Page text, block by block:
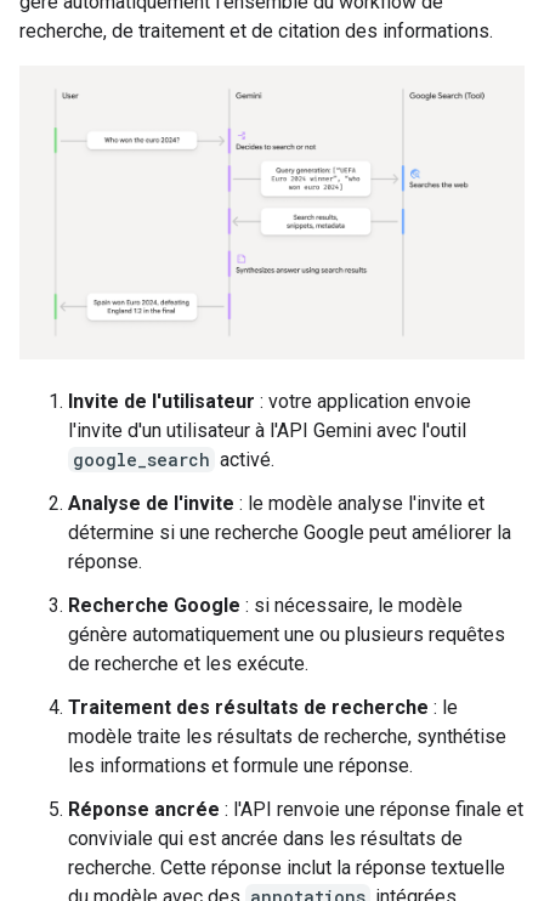
recherche, de traitement et de citation des informations.
Invite de l'utilisateur : votre application envoie
l'invite d'un utilisateur à l'API Gemini avec l'outil
google_search activé.
Analyse de l'invite : le modèle analyse l'invite et
détermine si une recherche Google peut améliorer la
réponse.
Recherche Google : si nécessaire, le modèle
génère automatiquement une ou plusieurs requêtes
de recherche et les exécute.
Traitement des résultats de recherche : le
modèle traite les résultats de recherche, synthétise
les informations et formule une réponse.
Réponse ancrée : l'API renvoie une réponse finale et
conviviale qui est ancrée dans les résultats de
recherche. Cette réponse inclut la réponse textuelle